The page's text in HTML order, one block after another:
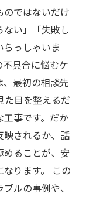
のではないだけ
ない」「失敗し
らっしゃいま
具合に悩むケ
、最初の相談先
た目を整えるだ
工事です。だか
映されるか、話
めることが、安
ります。 この
ルの事例や、